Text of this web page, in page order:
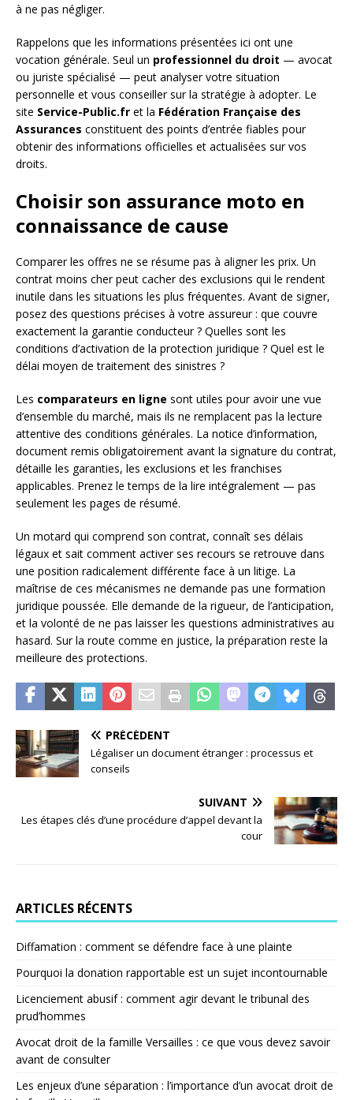
à ne pas négliger.
Rappelons que les informations présentées ici ont une
vocation générale. Seul un professionnel du droit — avocat
ou juriste spécialisé — peut analyser votre situation
personnelle et vous conseiller sur la stratégie à adopter. Le
site Service-Public.fr et la Fédération Française des
Assurances constituent des points d’entrée fiables pour
obtenir des informations officielles et actualisées sur vos
droits.
Choisir son assurance moto en
connaissance de cause
Comparer les offres ne se résume pas à aligner les prix. Un
contrat moins cher peut cacher des exclusions qui le rendent
inutile dans les situations les plus fréquentes. Avant de signer,
posez des questions précises à votre assureur : que couvre
exactement la garantie conducteur ? Quelles sont les
conditions d’activation de la protection juridique ? Quel est le
délai moyen de traitement des sinistres ?
Les comparateurs en ligne sont utiles pour avoir une vue
d’ensemble du marché, mais ils ne remplacent pas la lecture
attentive des conditions générales. La notice d’information,
document remis obligatoirement avant la signature du contrat,
détaille les garanties, les exclusions et les franchises
applicables. Prenez le temps de la lire intégralement — pas
seulement les pages de résumé.
Un motard qui comprend son contrat, connaît ses délais
légaux et sait comment activer ses recours se retrouve dans
une position radicalement différente face à un litige. La
maîtrise de ces mécanismes ne demande pas une formation
juridique poussée. Elle demande de la rigueur, de l’anticipation,
et la volonté de ne pas laisser les questions administratives au
hasard. Sur la route comme en justice, la préparation reste la
meilleure des protections.
PRÉCÉDENT
Légaliser un document étranger : processus et
conseils
SUIVANT
Les étapes clés d’une procédure d’appel devant la
cour
ARTICLES RÉCENTS
Diffamation : comment se défendre face à une plainte
Pourquoi la donation rapportable est un sujet incontournable
Licenciement abusif : comment agir devant le tribunal des
prud’hommes
Avocat droit de la famille Versailles : ce que vous devez savoir
avant de consulter
Les enjeux d’une séparation : l’importance d’un avocat droit de